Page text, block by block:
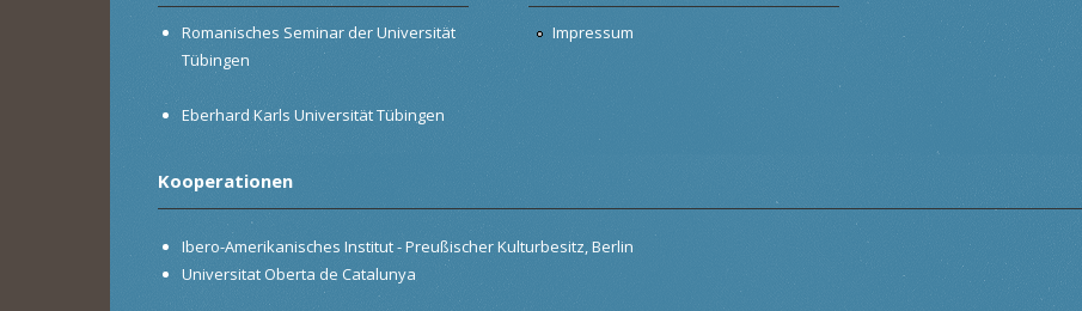
Romanisches Seminar der Universität
Tübingen
Eberhard Karls Universität Tübingen
Impressum
Kooperationen
Ibero-Amerikanisches Institut - Preußischer Kulturbesitz, Berlin
Universitat Oberta de Catalunya